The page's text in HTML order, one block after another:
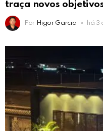
traça novos
Por Higor Garcia há 3